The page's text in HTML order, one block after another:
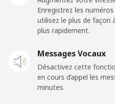
⁦95.5c⁩
Kuwait
Enregistrez les
utilisez le plus de façon
plus rapidement.
Messages Vocaux
Désactivez cette
en cours d’appel les
minutes.